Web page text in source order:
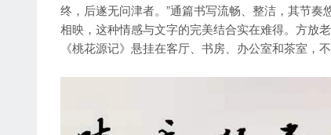
终，后遂无问津者。”通篇书写流畅、整洁，其节
相映，这种情感与文字的完美结合实在难得。方放
《桃花源记》悬挂在客厅、书房、办公室和茶室，